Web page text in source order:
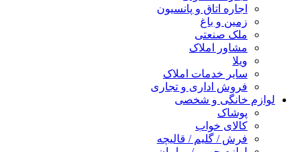
اجاره اتاق و پانسیون
زمین و باغ
ملک صنعتی
مشاور املاک
ویلا
سایر خدمات املاک
فروش اداری و تجاری
لوازم خانگی و شخصی
پوشاک
کالای خواب
فرش / گلیم / قالیچه